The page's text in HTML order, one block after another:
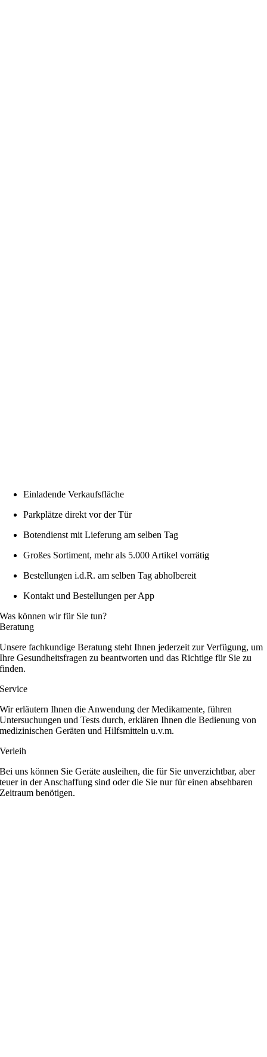
Einladende Verkaufsfläche
Parkplätze direkt vor der Tür
Botendienst mit Lieferung am selben Tag
Großes Sortiment, mehr als 5.000 Artikel vorrätig
Bestellungen i.d.R. am selben Tag abholbereit
Kontakt und Bestellungen per App
Was können wir für Sie tun?
Beratung
Unsere fachkundige Beratung steht Ihnen jederzeit zur Verfügung, um
Ihre Gesundheitsfragen zu beantworten und das Richtige für Sie zu
finden.
Service
Wir erläutern Ihnen die Anwendung der Medikamente, führen
Untersuchungen und Tests durch, erklären Ihnen die Bedienung von
medizinischen Geräten und Hilfsmitteln u.v.m.
Verleih
Bei uns können Sie Geräte ausleihen, die für Sie unverzichtbar, aber
teuer in der Anschaffung sind oder die Sie nur für einen absehbaren
Zeitraum benötigen.